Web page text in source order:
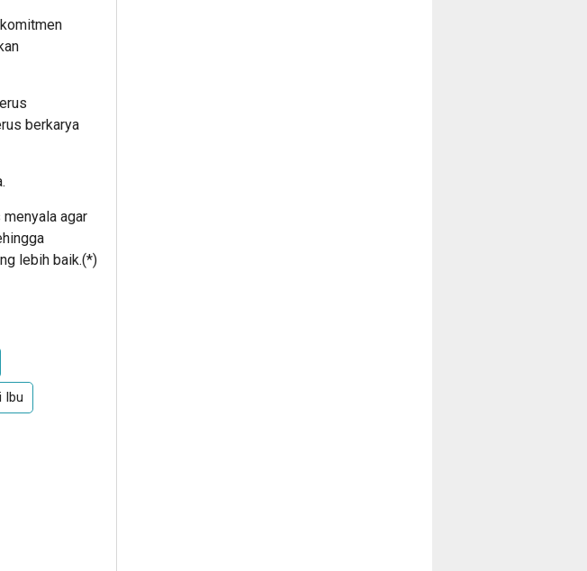
berkarya
agar
lebih baik.(*)
Ibu